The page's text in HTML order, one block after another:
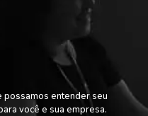
possamos entender seu
você e sua empresa.